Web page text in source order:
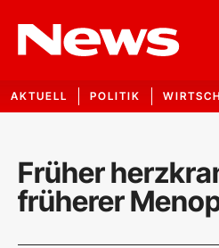
AKTUELL POLITIK
Früher
früherer